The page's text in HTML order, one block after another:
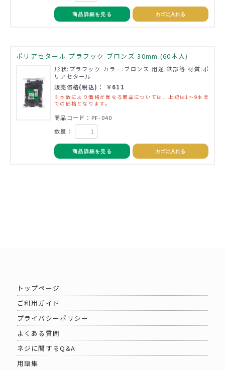
商品詳細を見る カゴに入れる
ポリアセタール プラフック ブロンズ 30mm (60本入)
形状:プラフック カラー:ブロンズ 用途:鉄部等 材質:ポ
リアセタール
販売価格(税込)： ￥611
※本数により価格が異なる商品については、上記は1～9本ま
での価格となります。
商品コード：PF-040
数量：
商品詳細を見る カゴに入れる
トップページ
ご利用ガイド
プライバシーポリシー
よくある質問
ネジに関するQ&A
用語集